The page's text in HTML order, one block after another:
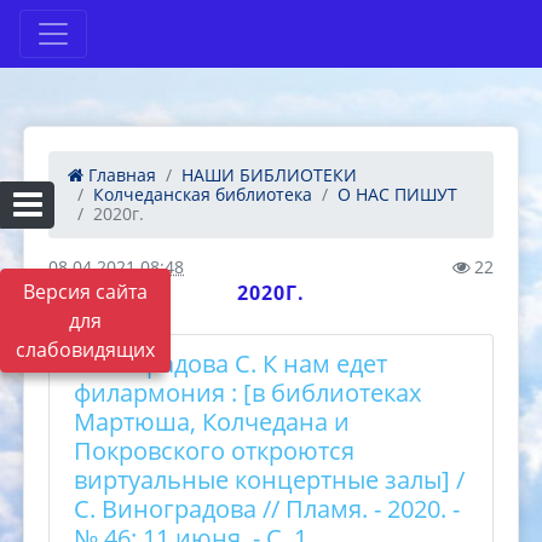
Версия сайта
для
слабовидящих
Главная
НАШИ БИБЛИОТЕКИ
Колчеданская библиотека
О НАС ПИШУТ
2020г.
08.04.2021 08:48 22
2020Г.
Виноградова С. К нам едет
филармония : [в библиотеках
Мартюша, Колчедана и
Покровского откроются
виртуальные концертные залы] /
С. Виноградова // Пламя. - 2020. -